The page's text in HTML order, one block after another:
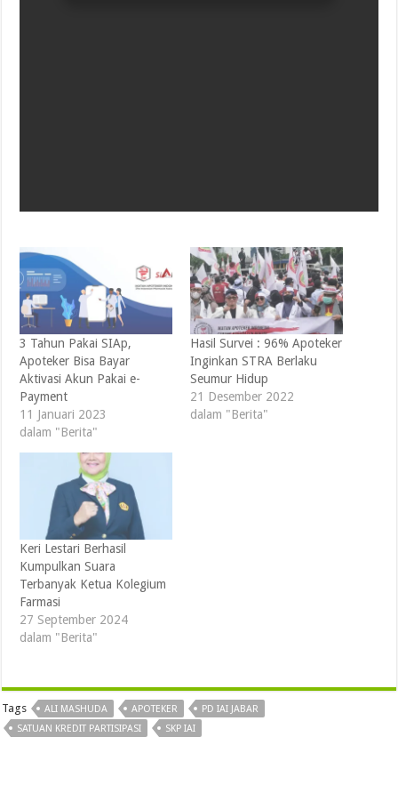
3 Tahun Pakai SIAp,
Apoteker Bisa Bayar
Aktivasi Akun Pakai e-
Payment
11 Januari 2023
dalam "Berita"
Hasil Survei : 96% Apoteker
Inginkan STRA Berlaku
Seumur Hidup
21 Desember 2022
dalam "Berita"
Keri Lestari Berhasil
Kumpulkan Suara
Terbanyak Ketua Kolegium
Farmasi
27 September 2024
dalam "Berita"
Tags ALI MASHUDA APOTEKER
PD IAI JABAR
SATUAN KREDIT PARTISIPASI
SKP IAI